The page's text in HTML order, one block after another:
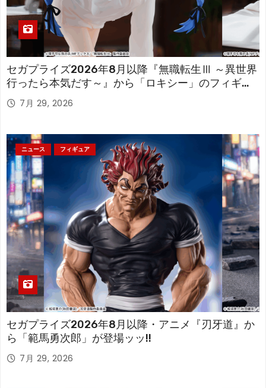
セガプライズ2026年8月以降『無職転生Ⅲ ～異世界
行ったら本気だす～』から「ロキシー」のフィギュ
アが登場！
7月 29, 2026
ニュース フィギュア
セガプライズ2026年8月以降・アニメ『刃牙道』か
ら「範馬勇次郎」が登場ッッ!!
7月 29, 2026